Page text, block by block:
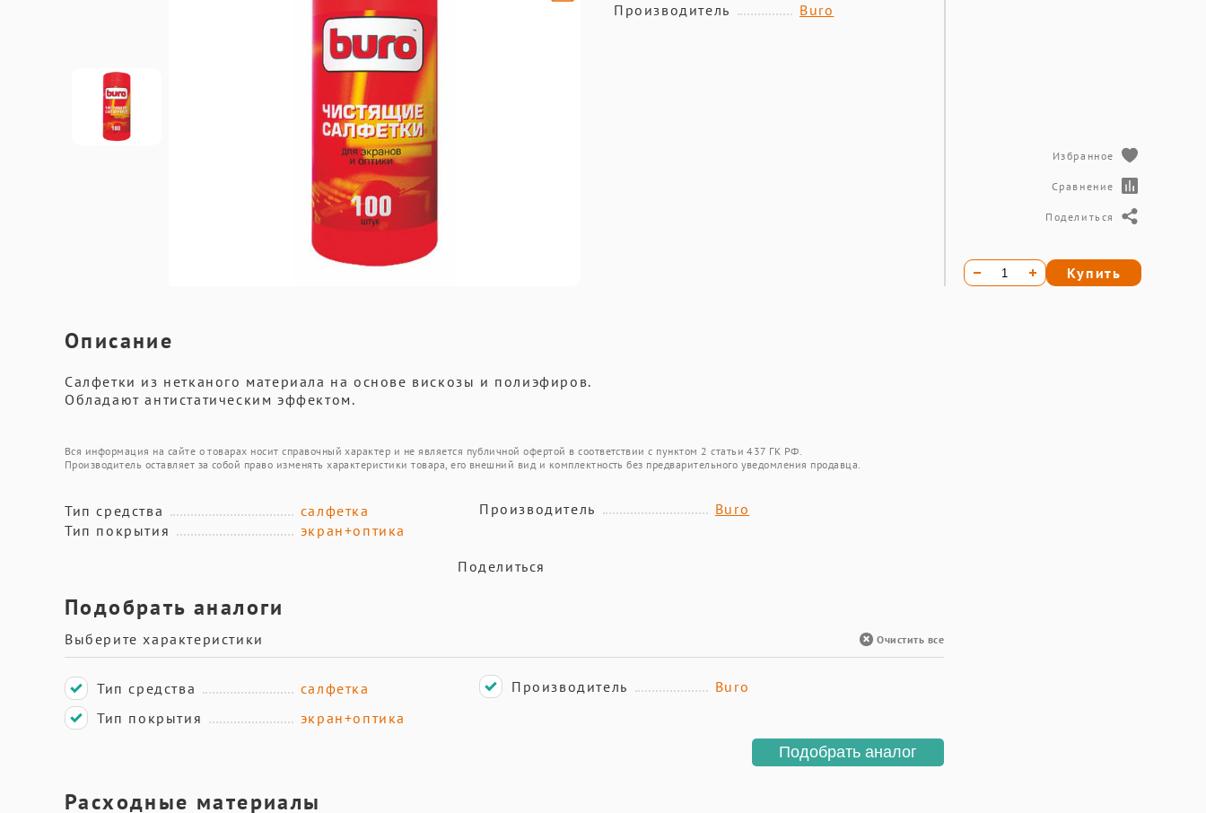
Производитель
Buro
Описание
Салфетки из нетканого материала на основе вискозы и полиэфиров.
Обладают антистатическим эффектом.
Вся информация на сайте о товарах носит справочный характер и не является публичной офертой в соответствии с пунктом 2 статьи 437 ГК РФ.
Производитель оставляет за собой право изменять характеристики товара, его внешний вид и комплектность без предварительного уведомления продавца.
Тип средства
салфетка
Тип покрытия
экран+оптика
Производитель Buro
Поделиться
Подобрать аналоги
Выберите характеристики Очистить все
Тип средства
салфетка
Тип покрытия
экран+оптика
Производитель Buro
Подобрать аналог
Расходные материалы
Избранное
Сравнение
Поделиться
Купить